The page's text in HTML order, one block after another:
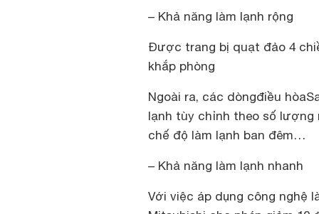
– Khả năng làm lạnh rộng
Được trang bị quạt đảo 4
khắp phòng
Ngoài ra, các dòngđiều
lạnh tùy chỉnh theo số lượng
chế độ làm lạnh ban đêm…
– Khả năng làm lạnh nhanh
Với việc áp dụng công nghệ